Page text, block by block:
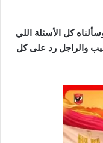
كل الأسئلة اللي
والراجل رد على كل